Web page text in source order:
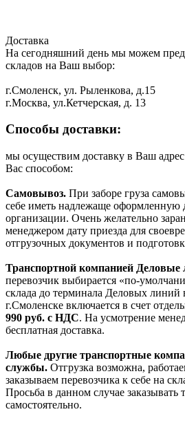
Доставка
На сегодняшний день мы можем
складов на Ваш выбор:
г.Смоленск, ул. Рыленкова, д.15
г.Москва, ул.Кетчерская, д. 13
Способы доставки:
мы осуществим доставку в Ваш
Вас способом:
Самовывоз. При заборе груза
себе иметь надлежаще оформленную
организации. Очень желательно
менеджером дату приезда для
отгрузочных документов и
Транспортной компанией Деловые
перевозчик выбирается «по-
склада до терминала Деловых линий
г.Смоленске включается в счет
990 руб. с НДС. На усмотрение
бесплатная доставка.
Любые другие транспортные
службы. Отгрузка возможна,
заказываем перевозчика к себе на
Просьба в данном случае
самостоятельно.